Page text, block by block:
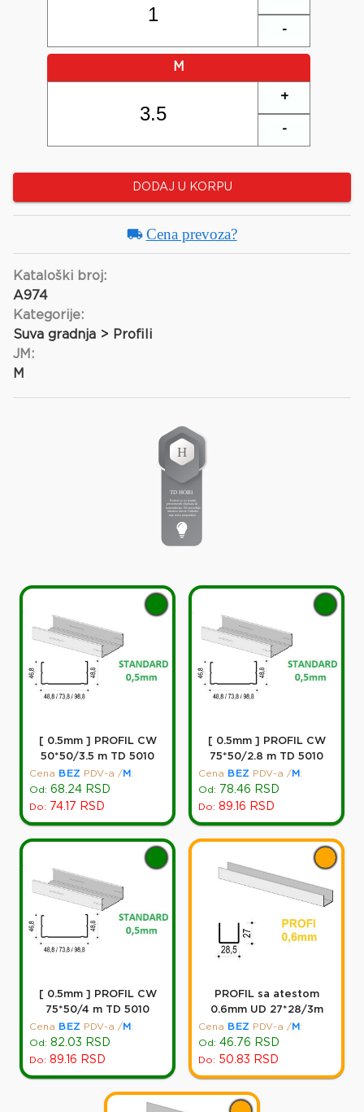
-
M
+
-
DODAJ U KORPU
Cena prevoza?
Kataloški broj:
A974
Kategorije:
Suva gradnja > Profili
JM:
M
[ 0.5mm ] PROFIL CW
50*50/3.5 m TD 5010
Cena
BEZ PDV-a / M :
Od: 68.24 RSD
Do: 74.17 RSD
[ 0.5mm ] PROFIL CW
75*50/2.8 m TD 5010
Cena
BEZ PDV-a / M :
Od:
78.46 RSD
Do: 89.16 RSD
[ 0.5mm ] PROFIL CW
75*50/4 m TD 5010
Cena
BEZ PDV-a / M :
Od: 82.03 RSD
Do: 89.16 RSD
PROFIL sa atestom
0.6mm UD 27*28/3m
Cena
BEZ PDV-a / M :
Od: 46.76 RSD
Do: 50.83 RSD